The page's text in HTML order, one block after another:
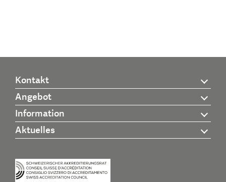
Kontakt
Angebot
Information
Aktuelles